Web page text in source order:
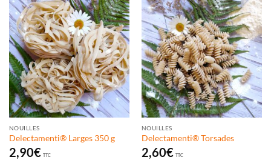
NOUILLES
Delectamenti® Larges 350 g
2,90€ TTC
NOUILLES
Delectamenti® Torsades
2,60€ TTC